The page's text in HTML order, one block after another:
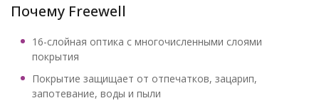
Почему Freewell
16-слойная оптика с многочисленными слоями
покрытия
Покрытие защищает от отпечатков, зацарип,
запотевание, воды и пыли